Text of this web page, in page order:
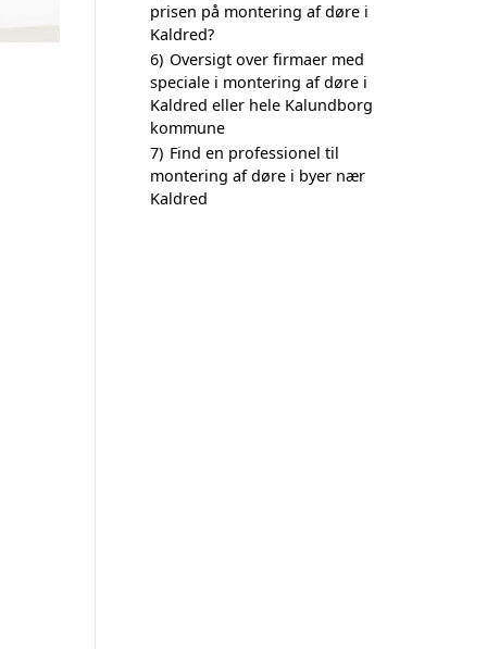
prisen på montering af døre i
Kaldred?
6) Oversigt over firmaer med
speciale i montering af døre i
Kaldred eller hele Kalundborg
kommune
7) Find en professionel til
montering af døre i byer nær
Kaldred